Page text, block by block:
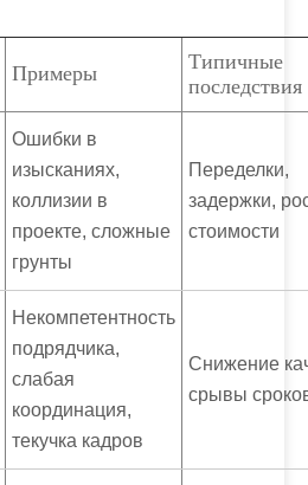
Примеры
Типичные
последствия
Ошибки в
изысканиях,
коллизии в
проекте, сложные
грунты
Переделки,
задержки,
стоимости
Некомпетентность
подрядчика,
слабая
координация,
текучка кадров
Снижение
срывы